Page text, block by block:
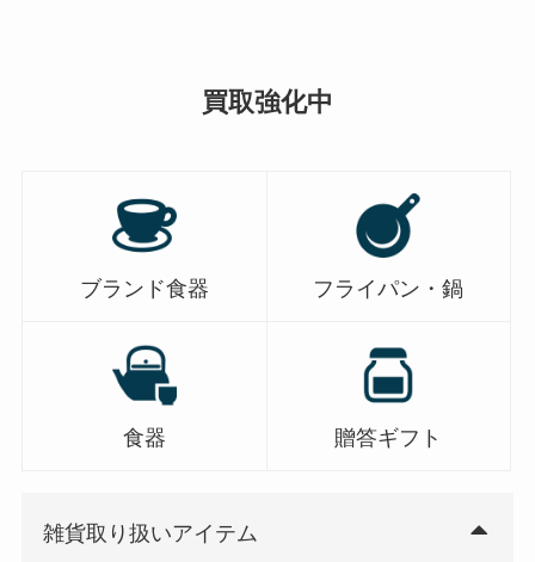
買取強化中
ブランド食器 フライパン・鍋
食器 贈答ギフト
雑貨取り扱いアイテム